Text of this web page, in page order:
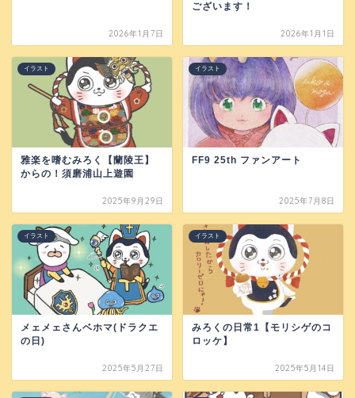
2026年1月7日
ございます！
2026年1月1日
イラスト
雅楽を嗜むみろく【蘭陵王】
からの！須磨浦山上遊園
2025年9月29日
イラスト
FF9 25th ファンアート
2025年7月8日
イラスト
メェメェさんベホマ(ドラクエ
の日)
2025年5月27日
イラスト
みろくの日常1【モリシゲのコ
ロッケ】
2025年5月14日